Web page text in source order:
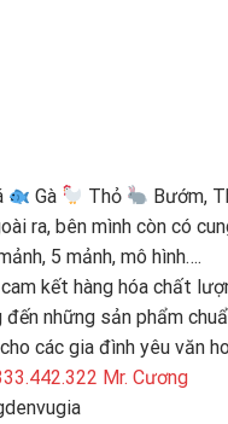
Gà Thỏ
Bướm,
ra, bên mình còn có
5 mảnh, mô hình….
kết hàng hóa chất
đến những sản phẩm
các gia đình yêu văn
Mr. Cương